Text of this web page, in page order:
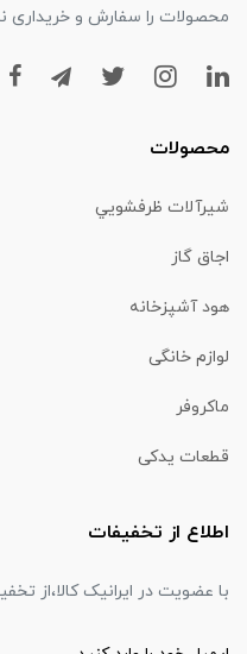
محصولات را سفارش و خریداری
محصولات
شیرآلات ظرفشويي
اجاق گاز
هود آشپزخانه
لوازم خانگی
ماكروفر
قطعات یدکی
اطلاع از تخفیفات
با عضویت در ایرانیک کالا،از